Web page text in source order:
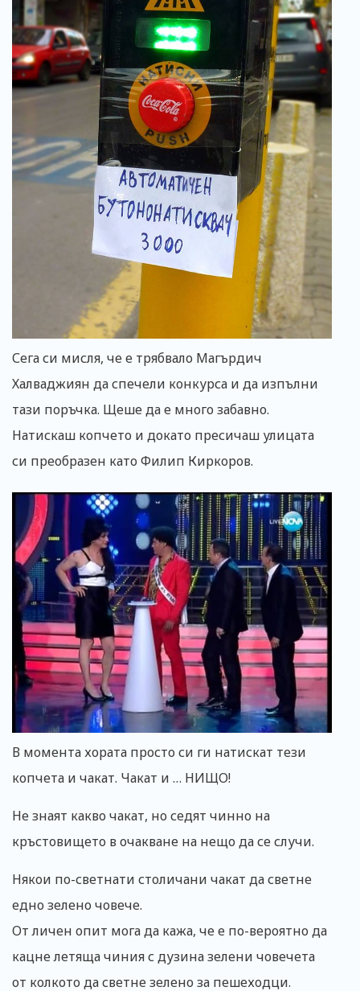
Сега си мисля, че е трябвало Магърдич
Халваджиян да спечели конкурса и да изпълни
тази поръчка. Щеше да е много забавно.
Натискаш копчето и докато пресичаш улицата
си преобразен като Филип Киркоров.
В момента хората просто си ги натискат тези
копчета и чакат. Чакат и … НИЩО!
Не знаят какво чакат, но седят чинно на
кръстовището в очакване на нещо да се случи.
Някои по-светнати столичани чакат да светне
едно зелено човече.
От личен опит мога да кажа, че е по-вероятно да
кацне летяща чиния с дузина зелени човечета
от колкото да светне зелено за пешеходци.